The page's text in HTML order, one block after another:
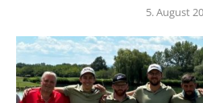
5. August